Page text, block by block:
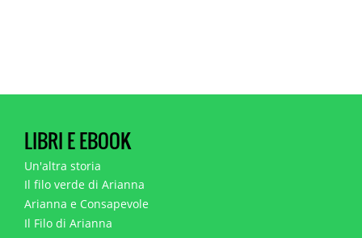
LIBRI E EBOOK
Un'altra storia
Il filo verde di Arianna
Arianna e Consapevole
Il Filo di Arianna